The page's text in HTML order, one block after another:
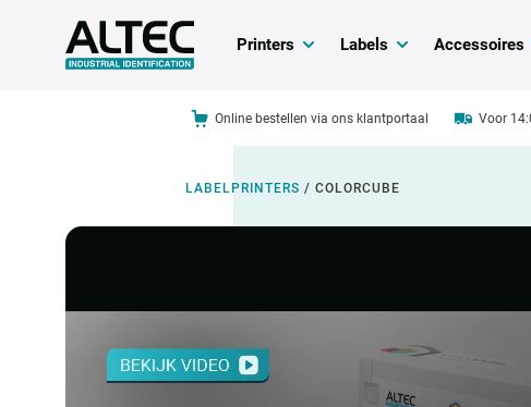
Printers Labels Accessoires
Online bestellen via ons klantportaal Voor
LABELPRINTERS / COLORCUBE